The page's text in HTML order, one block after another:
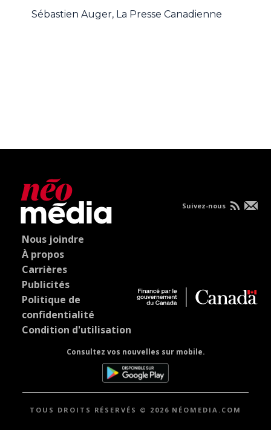
Sébastien Auger, La Presse Canadienne
Nous joindre
À propos
Carrières
Publicités
Politique de
confidentialité
Condition d'utilisation
Consultez vos nouvelles sur mobile.
Suivez-nous
TOUS DROITS RÉSERVÉS © 2026 NÉOMEDIA.COM